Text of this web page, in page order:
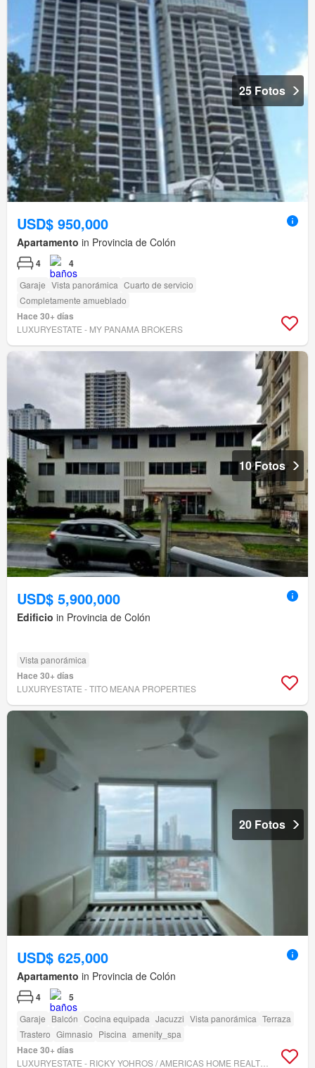
25 Fotos
USD$ 950,000
Apartamento in Provincia de Colón
4 4
Garaje Vista panorámica Cuarto de servicio
Completamente amueblado
Hace 30+ días
LUXURYESTATE - MY PANAMA BROKERS
10 Fotos
USD$ 5,900,000
Edificio in Provincia de Colón
Vista panorámica
Hace 30+ días
LUXURYESTATE - TITO MEANA PROPERTIES
20 Fotos
USD$ 625,000
Apartamento in Provincia de Colón
4 5
Garaje Balcón Cocina equipada Jacuzzi Vista panorámica Terraza
Trastero Gimnasio Piscina amenity_spa
Hace 30+ días